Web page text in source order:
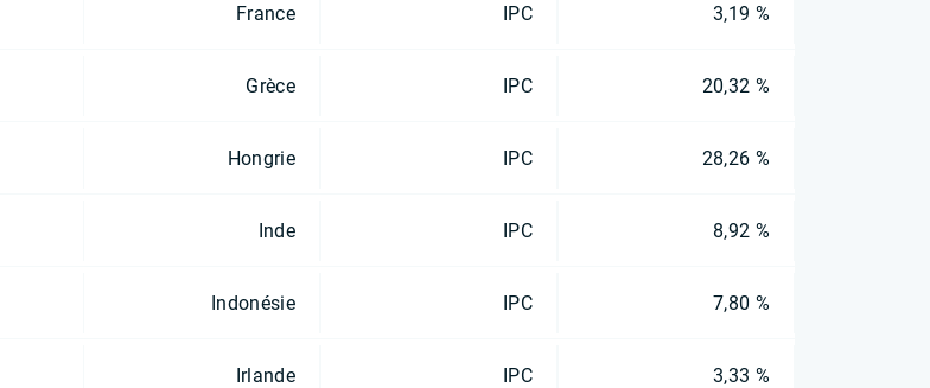
France IPC 3,19 %
Grèce IPC 20,32 %
Hongrie IPC 28,26 %
Inde IPC 8,92 %
Indonésie IPC 7,80 %
Irlande IPC 3,33 %